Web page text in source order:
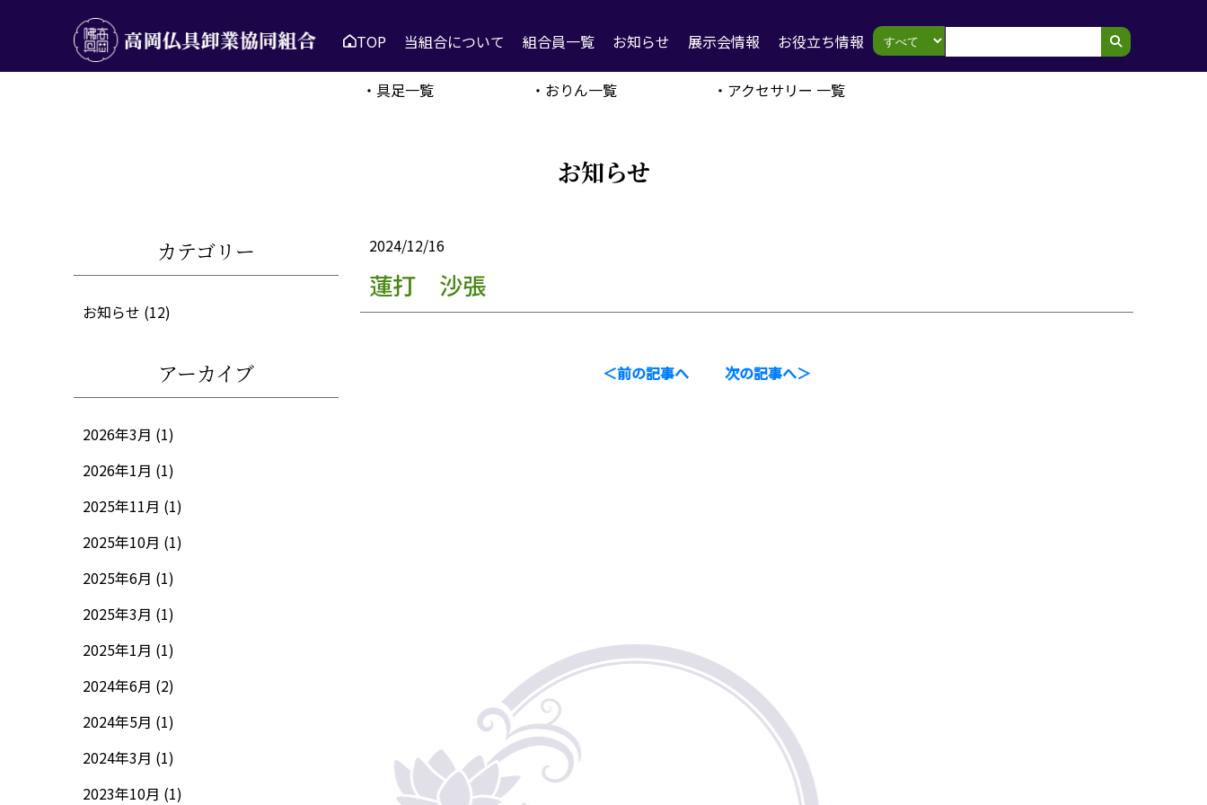
TOP 当組合について 組合員一覧 お知らせ 展示会情報 お役立ち情報
・具足一覧 ・おりん一覧 ・アクセサリー 一覧
お知らせ
カテゴリー
お知らせ (12)
アーカイブ
2026年3月 (1)
2026年1月 (1)
2025年11月 (1)
2025年10月 (1)
2025年6月 (1)
2025年3月 (1)
2025年1月 (1)
2024年6月 (2)
2024年5月 (1)
2024年3月 (1)
2023年10月 (1)
2024/12/16
蓮打 沙張
＜前の記事へ 次の記事へ＞